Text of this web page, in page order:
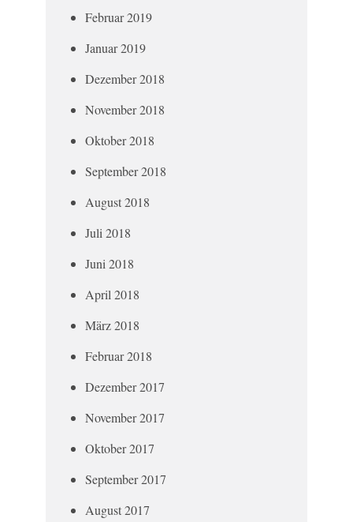
Februar 2019
Januar 2019
Dezember 2018
November 2018
Oktober 2018
September 2018
August 2018
Juli 2018
Juni 2018
April 2018
März 2018
Februar 2018
Dezember 2017
November 2017
Oktober 2017
September 2017
August 2017